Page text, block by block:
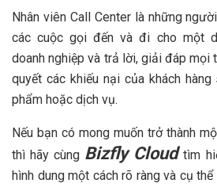
Nhân viên Call Center là những
các cuộc gọi đến và đi cho một
doanh nghiệp và trả lời, giải đáp mọi
quyết các khiếu nại của khách
phẩm hoặc dịch vụ.
Nếu bạn có mong muốn trở thành
thì hãy cùng Bizfly Cloudtìm
hình dung một cách rõ ràng và cụ